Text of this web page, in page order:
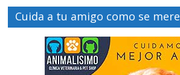
Cuida a tu amigo como se